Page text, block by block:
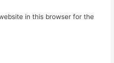
in this browser for the